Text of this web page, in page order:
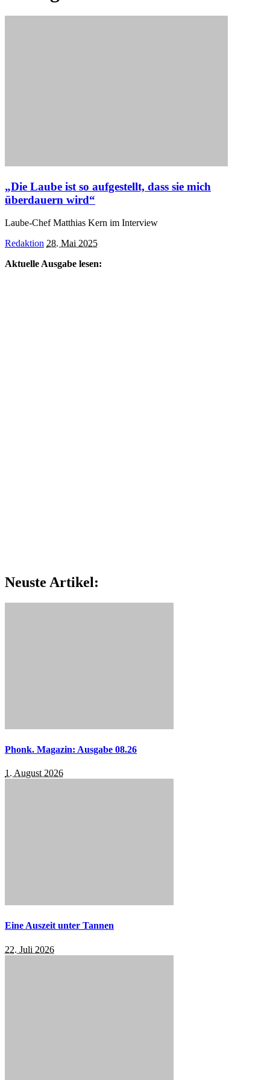
„Die Laube ist so aufgestellt, dass sie mich
überdauern wird“
Laube-Chef Matthias Kern im Interview
Posted
Redaktion 28. Mai 2025
Aktuelle Ausgabe lesen:
Neuste Artikel:
Phonk. Magazin: Ausgabe 08.26
1. August 2026
Eine Auszeit unter Tannen
22. Juli 2026